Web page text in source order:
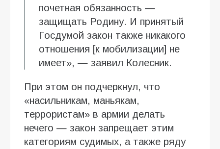
почетная обязанность —
защищать Родину. И принятый
Госдумой закон также никакого
отношения [к мобилизации] не
имеет», — заявил Колесник.
При этом он подчеркнул, что
«насильникам, маньякам,
террористам» в армии делать
нечего — закон запрещает этим
категориям судимых, а также ряду